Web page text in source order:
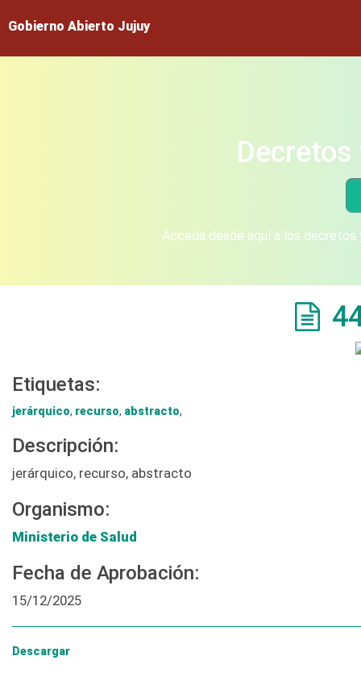
Gobierno Abierto Jujuy
Acceda desde aquí a los
Etiquetas:
jerárquico, recurso, abstracto,
Descripción:
jerárquico, recurso, abstracto
Organismo:
Ministerio de Salud
Fecha de Aprobación:
15/12/2025
Descargar